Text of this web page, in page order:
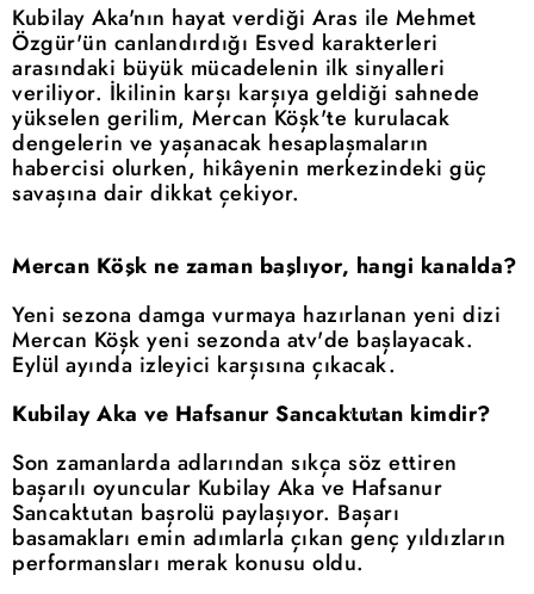
Kubilay Aka'nın hayat verdiği Aras ile Mehmet
Özgür'ün canlandırdığı Esved karakterleri
arasındaki büyük mücadelenin ilk sinyalleri
veriliyor. İkilinin karşı karşıya geldiği sahnede
yükselen gerilim, Mercan Köşk'te kurulacak
dengelerin ve yaşanacak hesaplaşmaların
habercisi olurken, hikâyenin merkezindeki güç
savaşına dair dikkat çekiyor.
Mercan Köşk ne zaman başlıyor, hangi kanalda?
Yeni sezona damga vurmaya hazırlanan yeni dizi
Mercan Köşk yeni sezonda atv'de başlayacak.
Eylül ayında izleyici karşısına çıkacak.
Kubilay Aka ve Hafsanur Sancaktutan kimdir?
Son zamanlarda adlarından sıkça söz ettiren
başarılı oyuncular Kubilay Aka ve Hafsanur
Sancaktutan başrolü paylaşıyor. Başarı
basamakları emin adımlarla çıkan genç yıldızların
performansları merak konusu oldu.